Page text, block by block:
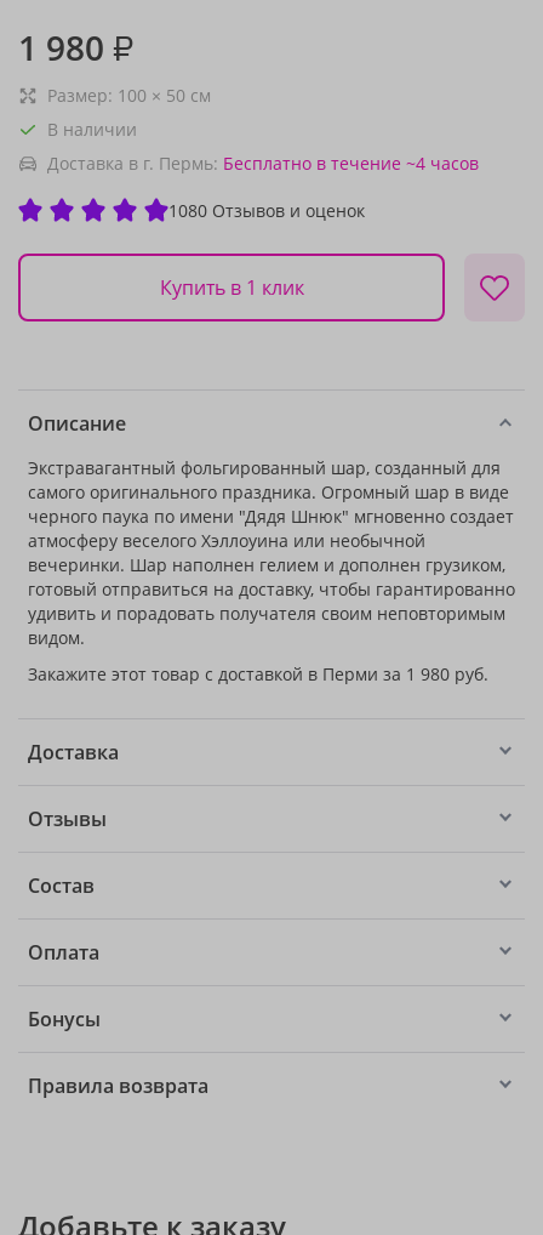
1 980 ₽
Размер: 100 × 50 см
В наличии
Доставка в г. Пермь: Бесплатно в течение ~4 часов
1080 Отзывов и оценок
Купить в 1 клик
Описание
Экстравагантный фольгированный шар, созданный для
самого оригинального праздника. Огромный шар в виде
черного паука по имени "Дядя Шнюк" мгновенно создает
атмосферу веселого Хэллоуина или необычной
вечеринки. Шар наполнен гелием и дополнен грузиком,
готовый отправиться на доставку, чтобы гарантированно
удивить и порадовать получателя своим неповторимым
видом.
Закажите этот товар с доставкой в Перми за 1 980 руб.
Доставка
Отзывы
Состав
Оплата
Бонусы
Правила возврата
Добавьте к заказу